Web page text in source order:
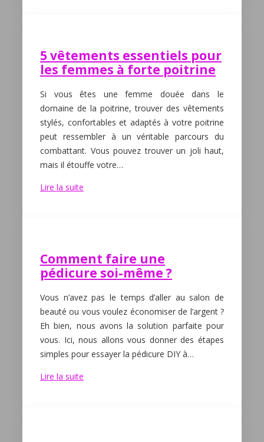
5 vêtements essentiels pour
les femmes à forte poitrine
Si vous êtes une femme douée dans le
domaine de la poitrine, trouver des vêtements
stylés, confortables et adaptés à votre poitrine
peut ressembler à un véritable parcours du
combattant. Vous pouvez trouver un joli haut,
mais il étouffe votre…
Lire la suite
Comment faire une
pédicure soi-même ?
Vous n’avez pas le temps d’aller au salon de
beauté ou vous voulez économiser de l’argent ?
Eh bien, nous avons la solution parfaite pour
vous. Ici, nous allons vous donner des étapes
simples pour essayer la pédicure DIY à…
Lire la suite